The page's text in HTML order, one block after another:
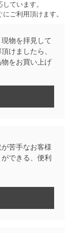
ています。
ご利用頂けます。
物を拝見して
けましたら、
をお買い上げ
苦手なお客様
できる、便利